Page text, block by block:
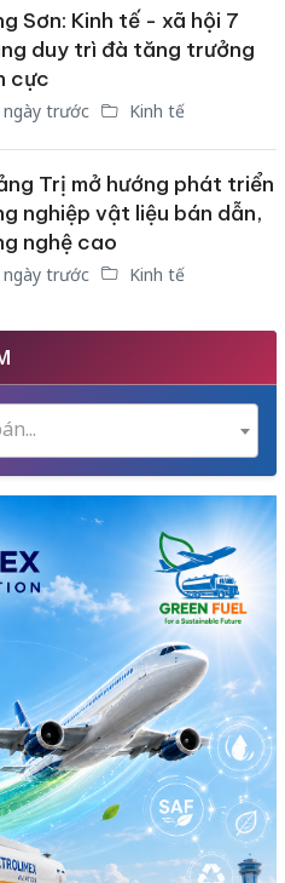
Sơn: Kinh tế - xã hội 7
duy trì đà tăng trưởng
cực
ngày trước Kinh tế
Trị mở hướng phát triển
nghiệp vật liệu bán dẫn,
nghệ cao
ngày trước Kinh tế